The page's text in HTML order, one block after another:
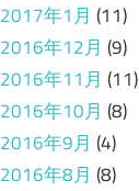
2017年1月 (11)
2016年12月 (9)
2016年11月 (11)
2016年10月 (8)
2016年9月 (4)
2016年8月 (8)